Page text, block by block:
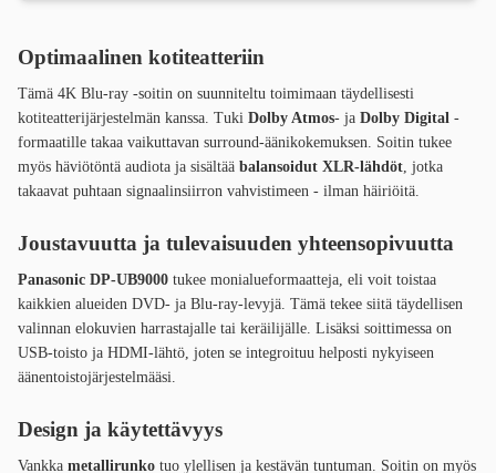
Optimaalinen kotiteatteriin
Tämä 4K Blu-ray -soitin on suunniteltu toimimaan täydellisesti
kotiteatterijärjestelmän kanssa. Tuki Dolby Atmos- ja Dolby Digital -
formaatille takaa vaikuttavan surround-äänikokemuksen. Soitin tukee
myös häviötöntä audiota ja sisältää balansoidut XLR-lähdöt , jotka
takaavat puhtaan signaalinsiirron vahvistimeen - ilman häiriöitä.
Joustavuutta ja tulevaisuuden yhteensopivuutta
Panasonic DP-UB9000 tukee monialueformaatteja, eli voit toistaa
kaikkien alueiden DVD- ja Blu-ray-levyjä. Tämä tekee siitä täydellisen
valinnan elokuvien harrastajalle tai keräilijälle. Lisäksi soittimessa on
USB-toisto ja HDMI-lähtö, joten se integroituu helposti nykyiseen
äänentoistojärjestelmääsi.
Design ja käytettävyys
Vankka metallirunko tuo ylellisen ja kestävän tuntuman. Soitin on myös